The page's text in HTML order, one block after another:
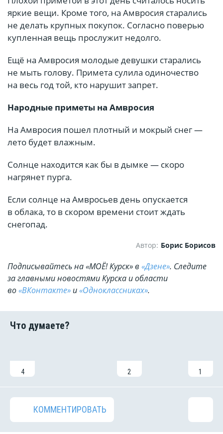
яркие вещи. Кроме того, на Амвросия старались
не делать крупных покупок. Согласно поверью
купленная вещь прослужит недолго.
Ещё на Амвросия молодые девушки старались
не мыть голову. Примета сулила одиночество
на весь год той, кто нарушит запрет.
Народные приметы на Амвросия
На Амвросия пошел плотный и мокрый снег —
лето будет влажным.
Солнце находится как бы в дымке — скоро
нагрянет пурга.
Если солнце на Амвросьев день опускается
в облака, то в скором времени стоит ждать
снегопад.
Автор: Борис Борисов
Подписывайтесь на «МОЁ! Курск» в «Дзене». Cледите
за главными новостями Курска и области
во«ВКонтакте» и«Одноклассниках».
4 2 1
КОММЕНТИРОВАТЬ